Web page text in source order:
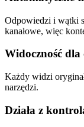
Odpowiedzi i wątki
kanałowe, więc
Widoczność dla
Każdy widzi
narzędzi.
Działa z